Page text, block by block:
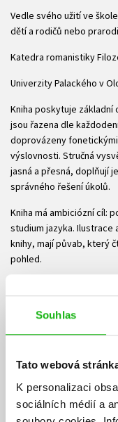
Souhlas
Tato webová
K personalizaci
sociálních médií a
Vedle svého užití ve
dětí a rodičů nebo
Katedra romanistiky
Univerzity Palackého v
Kniha poskytuje základní
jsou řazena dle
doprovázeny
výslovnosti. Stručná
jasná a přesná, doplňují
správného řešení úkolů.
Kniha má ambiciózní cíl:
studium jazyka. Ilustrace
knihy, mají půvab, který
pohled.
použitelný v jazykové
Européen Commun de
Danièle Geffroy Konštacký
Katedra anglického
jazyka
Pedagogické fakulty